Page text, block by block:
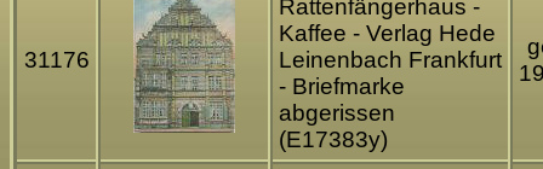
31176
Rattenfängerhaus -
Kaffee - Verlag Hede
Leinenbach Frankfurt
- Briefmarke
abgerissen
(E17383y)